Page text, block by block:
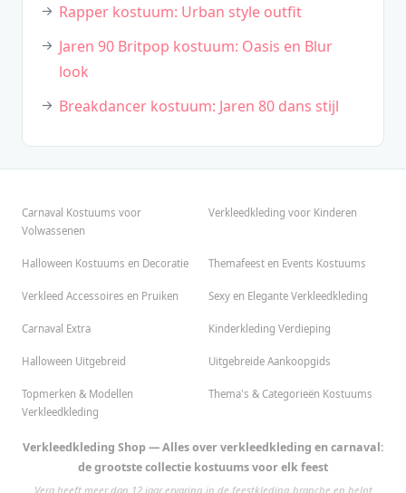
Rapper kostuum: Urban style outfit
Jaren 90 Britpop kostuum: Oasis en Blur
look
Breakdancer kostuum: Jaren 80 dans stijl
Carnaval Kostuums voor
Volwassenen
Verkleedkleding voor Kinderen
Halloween Kostuums en Decoratie Themafeest en Events Kostuums
Verkleed Accessoires en Pruiken Sexy en Elegante Verkleedkleding
Carnaval Extra Kinderkleding Verdieping
Halloween Uitgebreid Uitgebreide Aankoopgids
Topmerken & Modellen
Verkleedkleding
Thema's & Categorieën Kostuums
Verkleedkleding Shop — Alles over verkleedkleding en carnaval:
de grootste collectie kostuums voor elk feest
Vera heeft meer dan 12 jaar ervaring in de feestkleding branche en helpt